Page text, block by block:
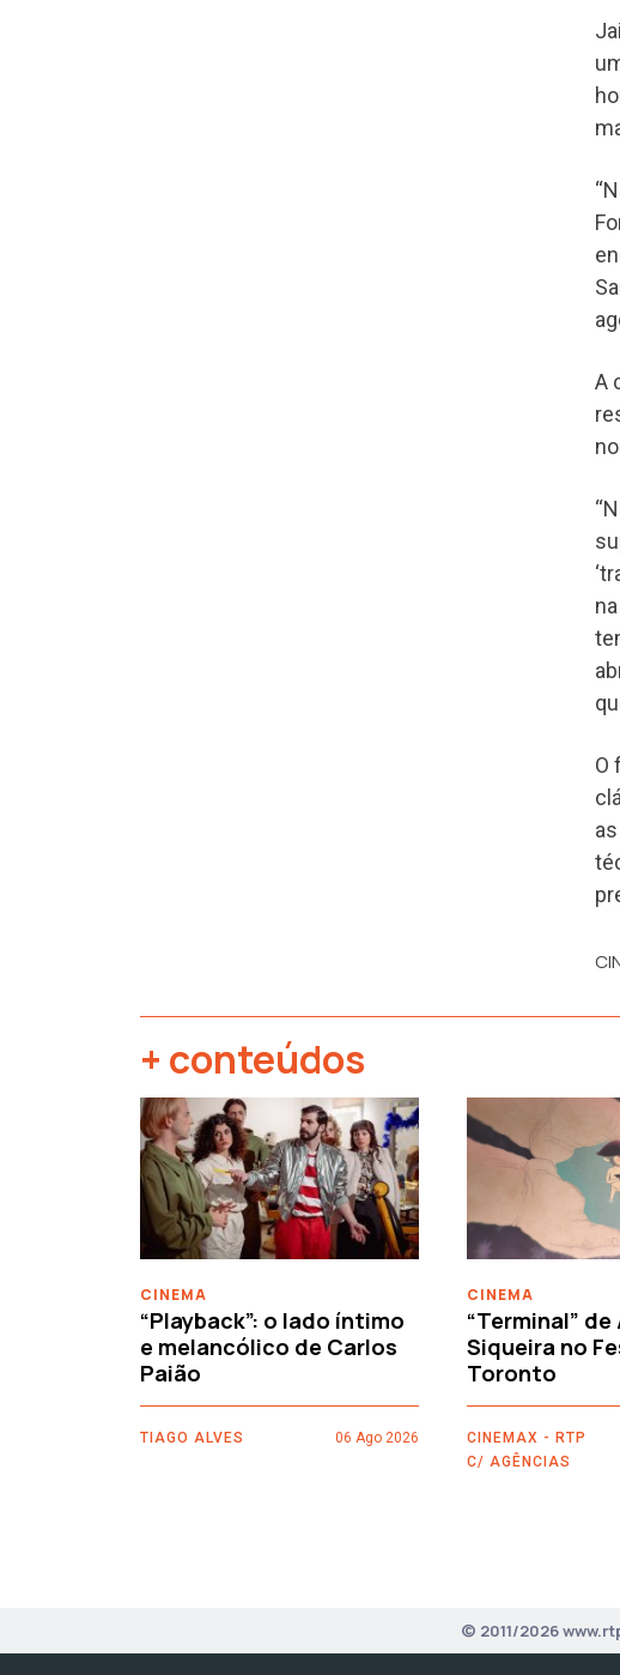
A
O
+ conteúdos
CINEMA
“Playback”: o lado íntimo
e melancólico de Carlos
Paião
TIAGO ALVES 06 Ago 2026
CINEMA
“Terminal”
Siqueira no
Toronto
CINEMAX - RTP
C/ AGÊNCIAS
‹
© 2011/2026